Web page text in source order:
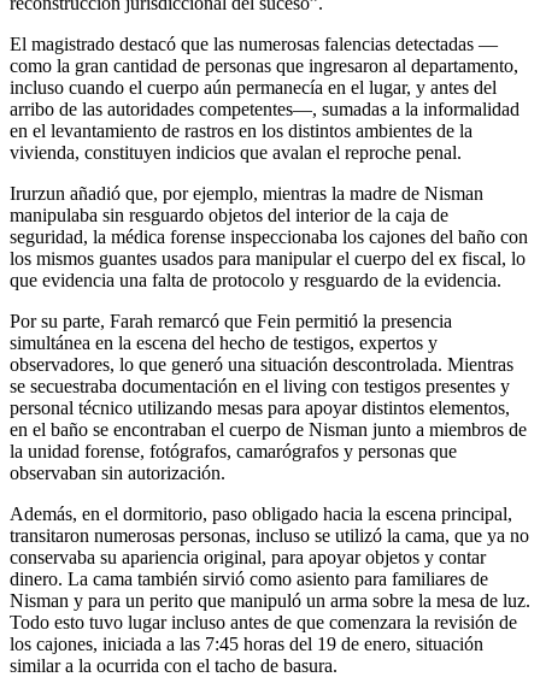
El magistrado destacó que las numerosas falencias detectadas —
como la gran cantidad de personas que ingresaron al departamento,
incluso cuando el cuerpo aún permanecía en el lugar, y antes del
arribo de las autoridades competentes—, sumadas a la informalidad
en el levantamiento de rastros en los distintos ambientes de la
vivienda, constituyen indicios que avalan el reproche penal.
Irurzun añadió que, por ejemplo, mientras la madre de Nisman
manipulaba sin resguardo objetos del interior de la caja de
seguridad, la médica forense inspeccionaba los cajones del baño con
los mismos guantes usados para manipular el cuerpo del ex fiscal, lo
que evidencia una falta de protocolo y resguardo de la evidencia.
Por su parte, Farah remarcó que Fein permitió la presencia
simultánea en la escena del hecho de testigos, expertos y
observadores, lo que generó una situación descontrolada. Mientras
se secuestraba documentación en el living con testigos presentes y
personal técnico utilizando mesas para apoyar distintos elementos,
en el baño se encontraban el cuerpo de Nisman junto a miembros de
la unidad forense, fotógrafos, camarógrafos y personas que
observaban sin autorización.
Además, en el dormitorio, paso obligado hacia la escena principal,
transitaron numerosas personas, incluso se utilizó la cama, que ya no
conservaba su apariencia original, para apoyar objetos y contar
dinero. La cama también sirvió como asiento para familiares de
Nisman y para un perito que manipuló un arma sobre la mesa de luz.
Todo esto tuvo lugar incluso antes de que comenzara la revisión de
los cajones, iniciada a las 7:45 horas del 19 de enero, situación
similar a la ocurrida con el tacho de basura.